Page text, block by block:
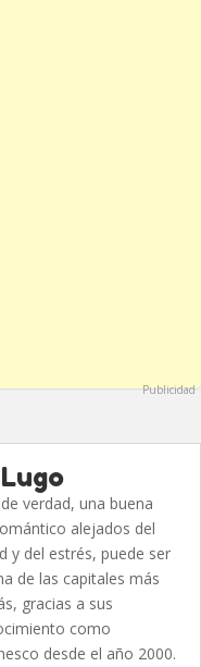
Publicidad
verdad, una buena
alejados del
y del estrés, puede ser
de las capitales más
gracias a sus
como
desde el año 2000.